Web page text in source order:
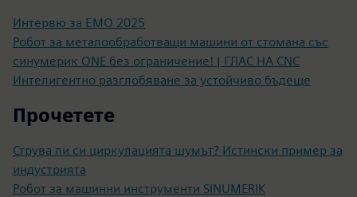
Интервю за ЕМО 2025
Робот за металообработващи машини от стомана със
синумерик ONE без ограничение! | ГЛАС НА CNC
Интелигентно разглобяване за устойчиво бъдеще
Прочетете
Струва ли си циркулацията шумът? Истински пример за
индустрията
Робот за машинни инструменти SINUMERIK